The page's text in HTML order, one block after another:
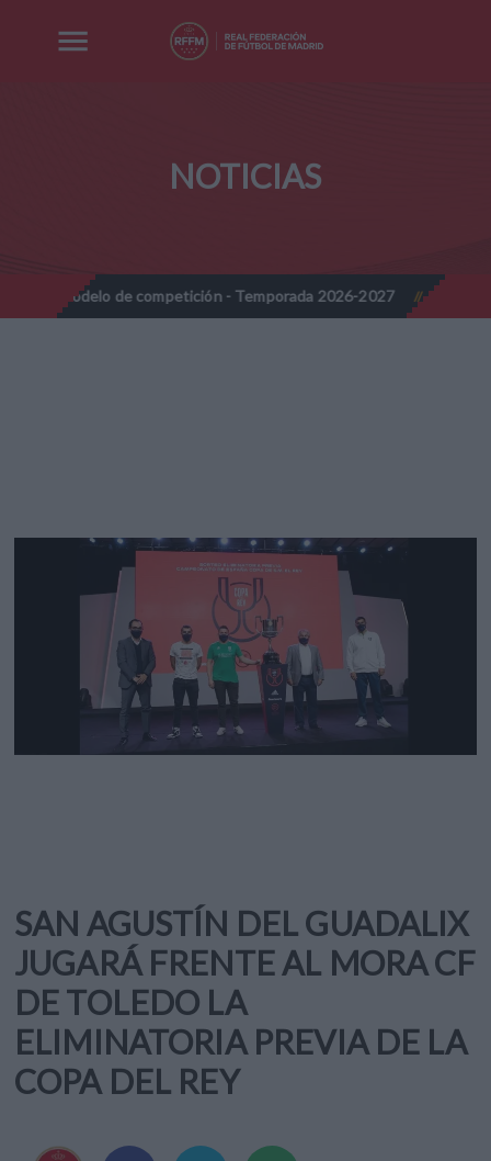
NOTICIAS
competición - Temporada 2026-2027 // Nota Informativa
SAN AGUSTÍN DEL GUADALIX
JUGARÁ FRENTE AL MORA CF
DE TOLEDO LA
ELIMINATORIA PREVIA DE LA
COPA DEL REY